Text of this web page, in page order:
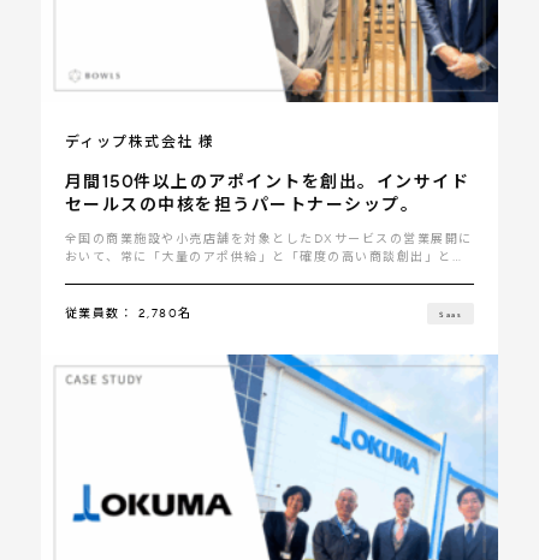
ディップ株式会社 様
月間150件以上のアポイントを創出。インサイド
セールスの中核を担うパートナーシップ。
全国の商業施設や小売店舗を対象としたDXサービスの営業展開に
おいて、常に「大量のアポ供給」と「確度の高い商談創出」とい
従業員数： 2,780名 Saas